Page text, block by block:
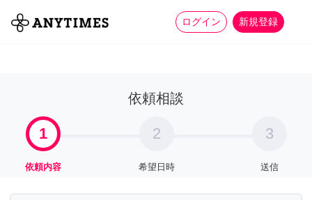
ログイン 新規登録
全て 家事 more_horiz
依頼相談
1
依頼内容
2
希望日時
3
送信